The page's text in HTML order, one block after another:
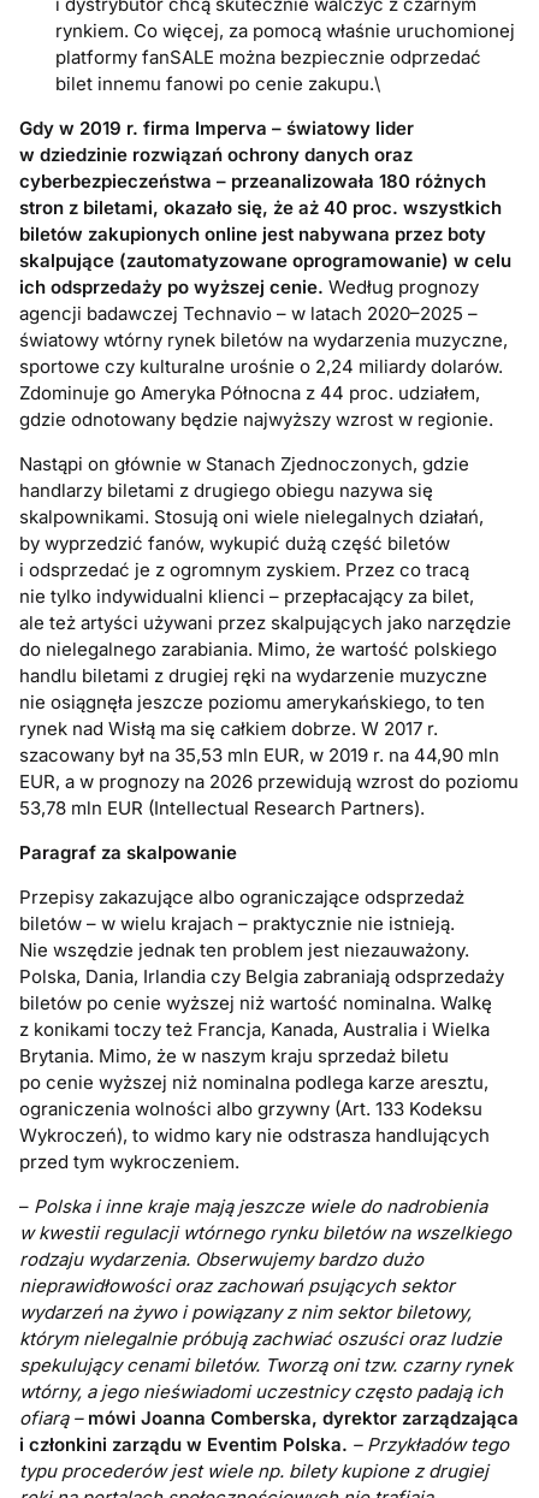
rynkiem. Co więcej, za pomocą właśnie uruchomionej
platformy fanSALE można bezpiecznie odprzedać
bilet innemu fanowi po cenie zakupu.\
Gdy w 2019 r. firma Imperva – światowy lider
w dziedzinie rozwiązań ochrony danych oraz
cyberbezpieczeństwa – przeanalizowała 180 różnych
stron z biletami, okazało się, że aż 40 proc. wszystkich
biletów zakupionych online jest nabywana przez boty
skalpujące (zautomatyzowane oprogramowanie) w celu
ich odsprzedaży po wyższej cenie. Według prognozy
agencji badawczej Technavio – w latach 2020–2025 –
światowy wtórny rynek biletów na wydarzenia muzyczne,
sportowe czy kulturalne urośnie o 2,24 miliardy dolarów.
Zdominuje go Ameryka Północna z 44 proc. udziałem,
gdzie odnotowany będzie najwyższy wzrost w regionie.
Nastąpi on głównie w Stanach Zjednoczonych, gdzie
handlarzy biletami z drugiego obiegu nazywa się
skalpownikami. Stosują oni wiele nielegalnych działań,
by wyprzedzić fanów, wykupić dużą część biletów
i odsprzedać je z ogromnym zyskiem. Przez co tracą
nie tylko indywidualni klienci – przepłacający za bilet,
ale też artyści używani przez skalpujących jako narzędzie
do nielegalnego zarabiania. Mimo, że wartość polskiego
handlu biletami z drugiej ręki na wydarzenie muzyczne
nie osiągnęła jeszcze poziomu amerykańskiego, to ten
rynek nad Wisłą ma się całkiem dobrze. W 2017 r.
szacowany był na 35,53 mln EUR, w 2019 r. na 44,90 mln
EUR, a w prognozy na 2026 przewidują wzrost do poziomu
53,78 mln EUR (Intellectual Research Partners).
Paragraf za skalpowanie
Przepisy zakazujące albo ograniczające odsprzedaż
biletów – w wielu krajach – praktycznie nie istnieją.
Nie wszędzie jednak ten problem jest niezauważony.
Polska, Dania, Irlandia czy Belgia zabraniają odsprzedaży
biletów po cenie wyższej niż wartość nominalna. Walkę
z konikami toczy też Francja, Kanada, Australia i Wielka
Brytania. Mimo, że w naszym kraju sprzedaż biletu
po cenie wyższej niż nominalna podlega karze aresztu,
ograniczenia wolności albo grzywny (Art. 133 Kodeksu
Wykroczeń), to widmo kary nie odstrasza handlujących
przed tym wykroczeniem.
– Polska i inne kraje mają jeszcze wiele do nadrobienia
w kwestii regulacji wtórnego rynku biletów na wszelkiego
rodzaju wydarzenia. Obserwujemy bardzo dużo
nieprawidłowości oraz zachowań psujących sektor
wydarzeń na żywo i powiązany z nim sektor biletowy,
którym nielegalnie próbują zachwiać oszuści oraz ludzie
spekulujący cenami biletów. Tworzą oni tzw. czarny rynek
wtórny, a jego nieświadomi uczestnicy często padają ich
ofiarą – mówi Joanna Comberska, dyrektor zarządzająca
i członkini zarządu w Eventim Polska. – Przykładów tego
typu procederów jest wiele np. bilety kupione z drugiej